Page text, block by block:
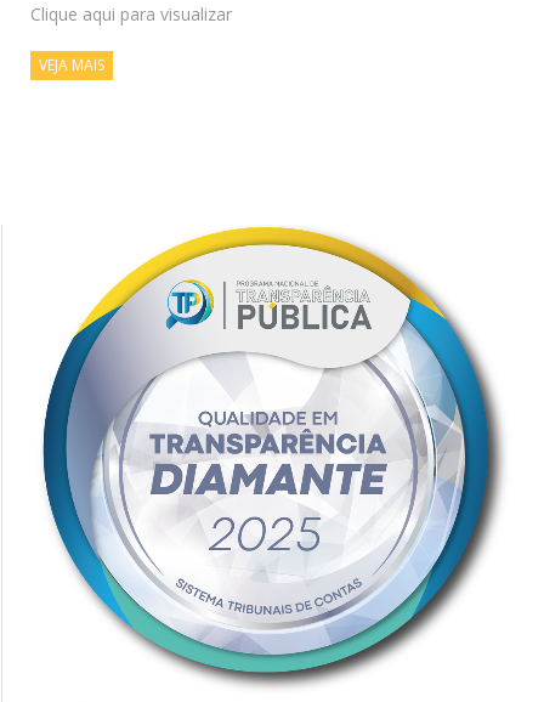
Clique aqui para visualizar
VEJA MAIS